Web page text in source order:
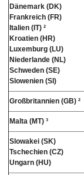
Dänemark (DK)
Frankreich (FR)
Italien (IT) ²
Kroatien (HR)
Luxemburg (LU)
Niederlande (NL)
Schweden (SE)
Slowenien (SI)
Großbritannien (GB) ²
Malta (MT) ³
Slowakei (SK)
Tschechien (CZ)
Ungarn (HU)